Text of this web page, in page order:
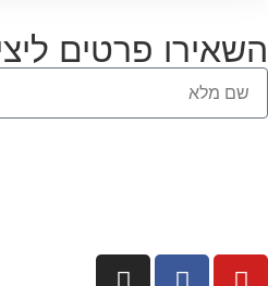
השאירו פרטים